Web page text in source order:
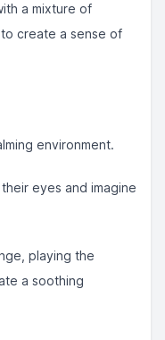
a mixture of
create a sense of
environment.
eyes and imagine
playing the
a soothing